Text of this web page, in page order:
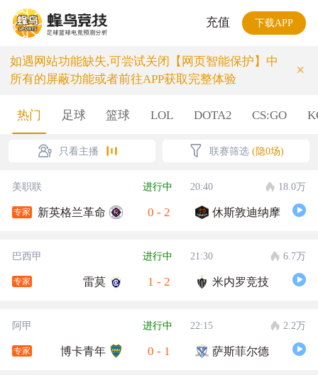
充值 下载APP
如遇网站功能缺失,可尝试关闭【网页智能保护】中
所有的屏蔽功能或者前往APP获取完整体验
×
热门 足球 篮球 LOL DOTA2 CS:GO
只看主播 联赛筛选 (隐0场)
美职联 进行中 20:40 18.0万
专家 新英格兰革命 0 - 2 休斯敦迪纳摩
巴西甲 进行中 21:30 6.7万
专家 雷莫 1 - 2 米内罗竞技
阿甲 进行中 22:15 2.2万
专家 博卡青年 0 - 1 萨斯菲尔德